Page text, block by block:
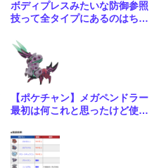
ボディプレスみたいな防御参照
技って全タイプにあるのはちょ
い欲しいよな
【ポケチャン】メガペンドラー
最初は何これと思ったけど使っ